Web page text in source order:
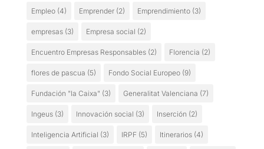
Empleo(4) Emprender(2) Emprendimiento(3)
empresas(3) Empresa social (2)
Encuentro Empresas Responsables(2) Florencia (2)
flores de pascua (5) Fondo Social Europeo(9)
Fundación "la Caixa" (3) Generalitat Valenciana (7)
Ingeus(3) Innovación social (3) Inserción (2)
Inteligencia Artificial (3) IRPF(5) Itinerarios(4)